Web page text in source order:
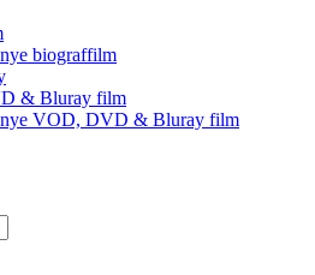
biograffilm
& Bluray film
nye VOD, DVD & Bluray film